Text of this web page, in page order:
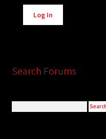
Alternative:
Log In
Search Forums